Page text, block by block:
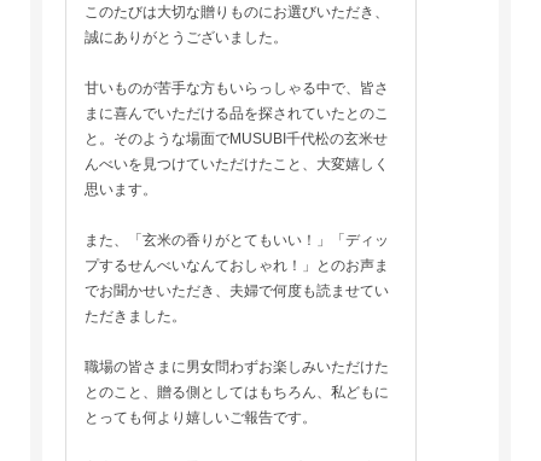
このたびは大切な贈りものにお選びいただき、
誠にありがとうございました。
甘いものが苦手な方もいらっしゃる中で、皆さ
まに喜んでいただける品を探されていたとのこ
と。そのような場面でMUSUBI千代松の玄米せ
んべいを見つけていただけたこと、大変嬉しく
思います。
また、「玄米の香りがとてもいい！」「ディッ
プするせんべいなんておしゃれ！」とのお声ま
でお聞かせいただき、夫婦で何度も読ませてい
ただきました。
職場の皆さまに男女問わずお楽しみいただけた
とのこと、贈る側としてはもちろん、私どもに
とっても何より嬉しいご報告です。